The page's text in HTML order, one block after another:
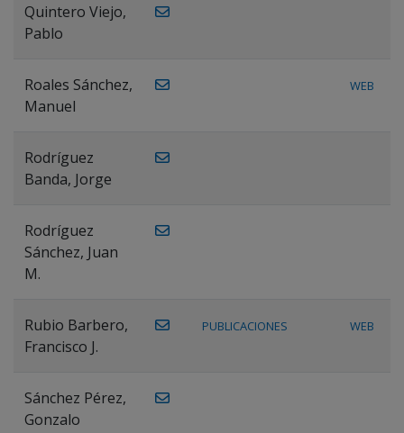
Quintero Viejo,
Pablo
Roales Sánchez,
Manuel
WEB
Rodríguez
Banda, Jorge
Rodríguez
Sánchez, Juan
M.
Rubio Barbero,
Francisco J.
PUBLICACIONES WEB
Sánchez Pérez,
Gonzalo